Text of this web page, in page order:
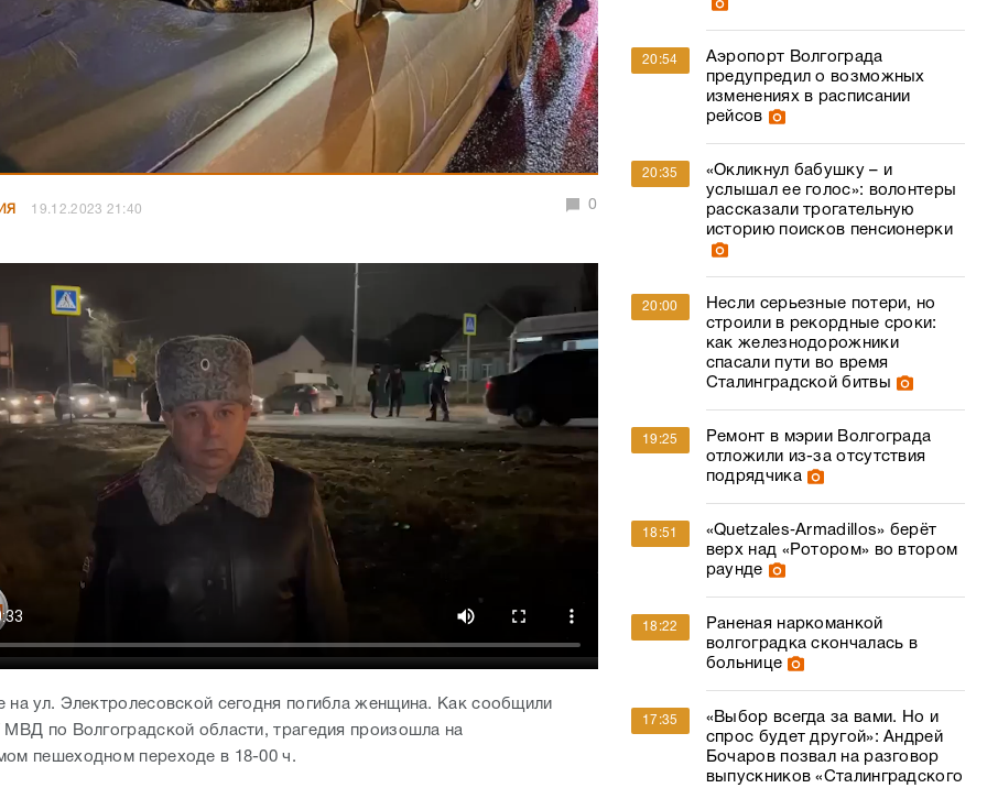
19.12.2023 21:40 0
на ул. Электролесовской сегодня погибла женщина. Как сообщили
МВД по Волгоградской области, трагедия произошла на
пешеходном переходе в 18-00 ч.
20:54
Аэропорт Волгограда
предупредил о возможных
изменениях в расписании
рейсов
20:35
«Окликнул бабушку – и
услышал ее голос»: волонтеры
рассказали трогательную
историю поисков пенсионерки
20:00
Несли серьезные потери, но
строили в рекордные сроки:
как железнодорожники
спасали пути во время
Сталинградской битвы
19:25
Ремонт в мэрии Волгограда
отложили из-за отсутствия
подрядчика
18:51
«Quetzales‑Armadillos» берёт
верх над «Ротором» во втором
раунде
18:22
Раненая наркоманкой
волгоградка скончалась в
больнице
17:35
«Выбор всегда за вами. Но и
спрос будет другой»: Андрей
Бочаров позвал на разговор
выпускников «Сталинградского